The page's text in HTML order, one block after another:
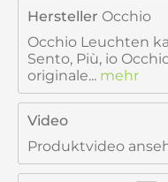
Hersteller Occhio
Occhio Leuchten
Sento, Più, io
originale... mehr
Video
Produktvideo